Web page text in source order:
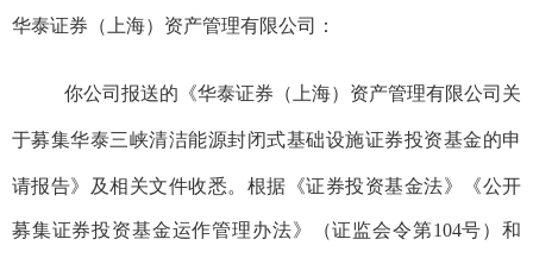
华泰证券（上海）资产管理有限公司 ：
你公司报送的《华泰证券（上海）资产管理有限公司 关
于募集华泰三峡清洁能源封闭式基础设施证券投资基金的申
请报告》 及相关文件收悉。根据《证券投资基金法》《公开
募集证券投资基金运作管理办法》（证监会令第104号）和